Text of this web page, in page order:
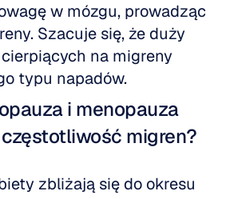
w mózgu, prowadząc
Szacuje się, że duży
na migreny
typu napadów.
i menopauza
migren?
zbliżają się do okresu